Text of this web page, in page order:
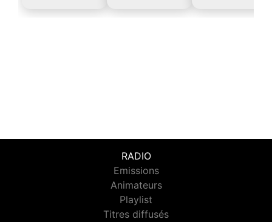
RADIO
Emissions
Animateurs
Playlist
Titres diffusés